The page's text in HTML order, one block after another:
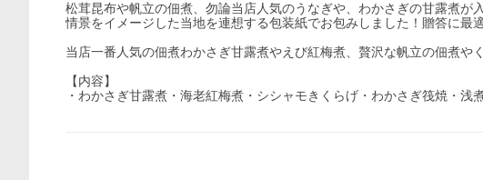
松茸昆布や帆立の佃煮、勿論当店人気のうなぎや、わかさぎの甘露煮
情景をイメージした当地を連想する包装紙でお包みしました！贈答に最
当店一番人気の佃煮わかさぎ甘露煮やえび紅梅煮、贅沢な帆立の佃煮や
【内容】
・わかさぎ甘露煮・海老紅梅煮・シシャモきくらげ・わかさぎ筏焼・